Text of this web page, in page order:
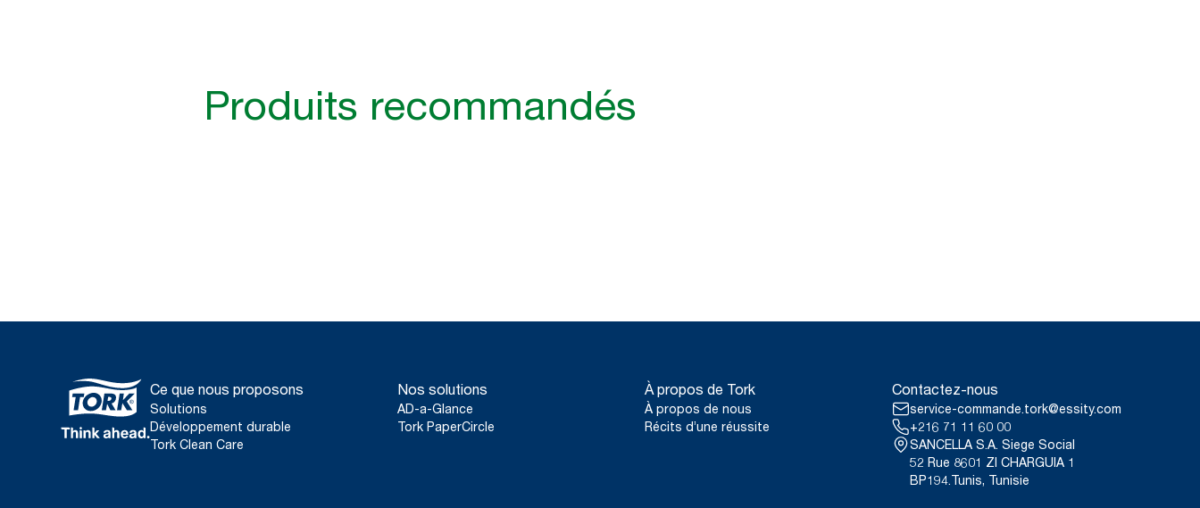
Produits recommandés
Ce que nous proposons
Solutions
Développement durable
Tork Clean Care
Nos solutions
AD-a-Glance
Tork PaperCircle
À propos de Tork
À propos de nous
Récits d’une réussite
Contactez-nous
service-commande.tork@essity.com
+216 71 11 60 00
SANCELLA S.A. Siege Social
52 Rue 8601 ZI CHARGUIA 1
BP194.Tunis, Tunisie